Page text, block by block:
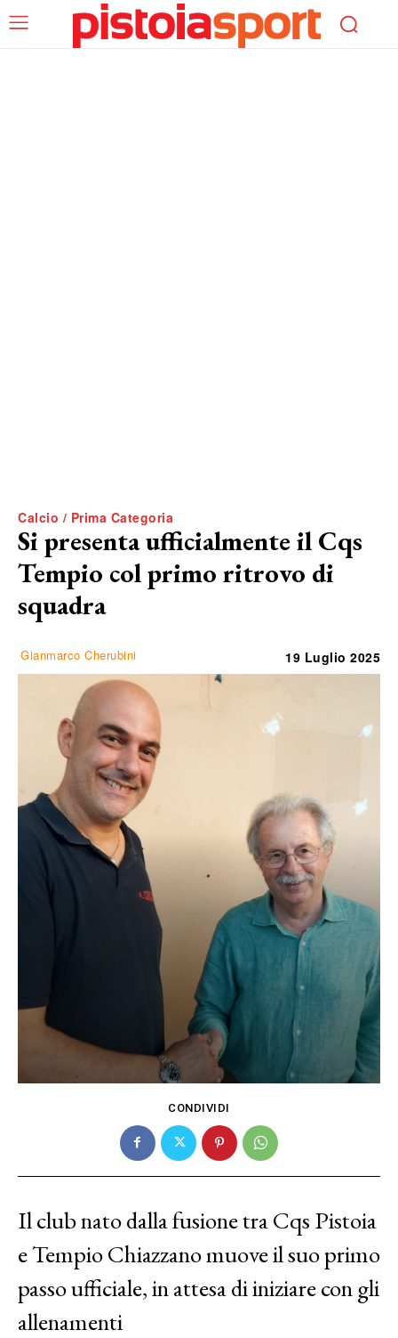
Calcio / Prima Categoria
Si presenta ufficialmente il Cqs
Tempio col primo ritrovo di
squadra
Gianmarco Cherubini 19 Luglio 2025
CONDIVIDI
Il club nato dalla fusione tra Cqs Pistoia
e Tempio Chiazzano muove il suo primo
passo ufficiale, in attesa di iniziare con gli
allenamenti